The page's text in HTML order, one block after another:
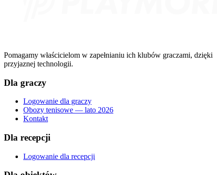
Pomagamy właścicielom w zapełnianiu ich klubów graczami, dzięki
przyjaznej technologii.
Dla graczy
Logowanie dla graczy
Obozy tenisowe — lato 2026
Kontakt
Dla recepcji
Logowanie dla recepcji